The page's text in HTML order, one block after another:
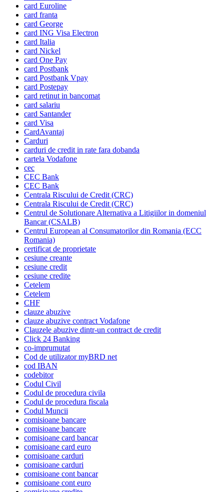
card Euroline
card franta
card George
card ING Visa Electron
card Italia
card Nickel
card One Pay
card Postbank
card Postbank Vpay
card Postepay
card retinut in bancomat
card salariu
card Santander
card Visa
CardAvantaj
Carduri
carduri de credit in rate fara dobanda
cartela Vodafone
cec
CEC Bank
CEC Bank
Centrala Riscului de Credit (CRC)
Centrala Riscului de Credit (CRC)
Centrul de Solutionare Alternativa a Litigiilor in domeniul
Bancar (CSALB)
Centrul European al Consumatorilor din Romania (ECC
Romania)
certificat de proprietate
cesiune creante
cesiune credit
cesiune credite
Cetelem
Cetelem
CHF
clauze abuzive
clauze abuzive contract Vodafone
Clauzele abuzive dintr-un contract de credit
Click 24 Banking
co-imprumutat
Cod de utilizator myBRD net
cod IBAN
codebitor
Codul Civil
Codul de procedura civila
Codul de procedura fiscala
Codul Muncii
comisioane bancare
comisioane bancare
comisioane card bancar
comisioane card euro
comisioane carduri
comisioane carduri
comisioane cont bancar
comisioane cont euro